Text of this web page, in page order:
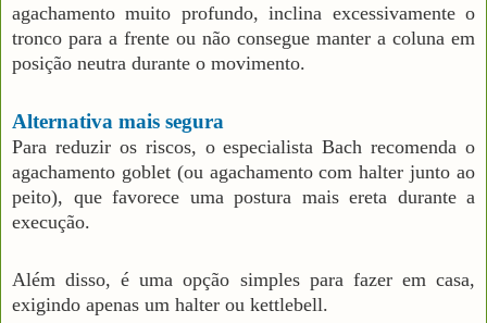
agachamento muito profundo, inclina excessivamente o
tronco para a frente ou não consegue manter a coluna em
posição neutra durante o movimento.
Alternativa mais segura
Para reduzir os riscos, o especialista Bach recomenda o
agachamento goblet (ou agachamento com halter junto ao
peito), que favorece uma postura mais ereta durante a
execução.
Além disso, é uma opção simples para fazer em casa,
exigindo apenas um halter ou kettlebell.